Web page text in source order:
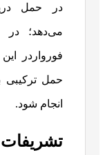
در حمل
می‌دهد؛ در
فورواردر
حمل ترکیبی
انجام شود.